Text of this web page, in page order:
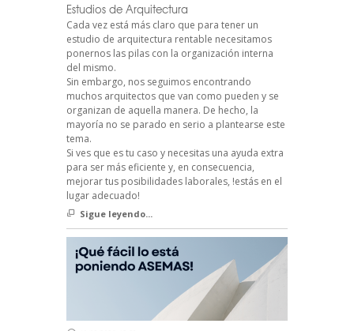
Estudios de Arquitectura
Cada vez está más claro que para tener un
estudio de arquitectura rentable necesitamos
ponernos las pilas con la organización interna
del mismo.
Sin embargo, nos seguimos encontrando
muchos arquitectos que van como pueden y se
organizan de aquella manera. De hecho, la
mayoría no se parado en serio a plantearse este
tema.
Si ves que es tu caso y necesitas una ayuda extra
para ser más eficiente y, en consecuencia,
mejorar tus posibilidades laborales, !estás en el
lugar adecuado!
Sigue leyendo...